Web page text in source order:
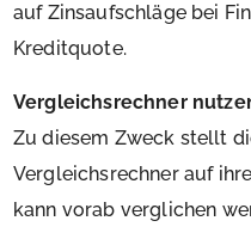
auf Zinsaufschläge bei
Kreditquote.
Vergleichsrechner
Zu diesem Zweck stellt
Vergleichsrechner auf
kann vorab verglichen